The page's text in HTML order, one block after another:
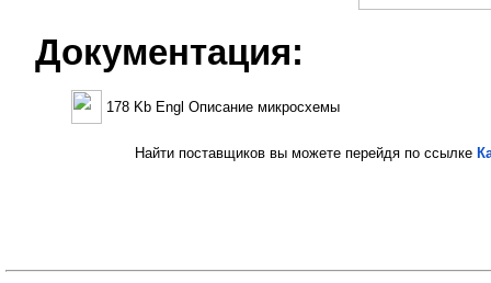
Документация:
178 Kb Engl Описание микросхемы
Найти поставщиков вы можете перейдя по ссылке